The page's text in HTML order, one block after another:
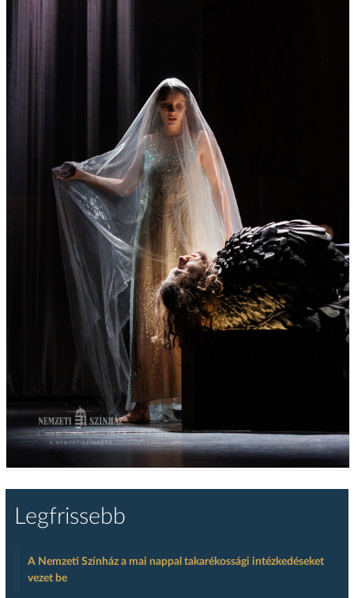
Legfrissebb
A Nemzeti Színház a mai nappal takarékossági intézkedéseket
vezet be